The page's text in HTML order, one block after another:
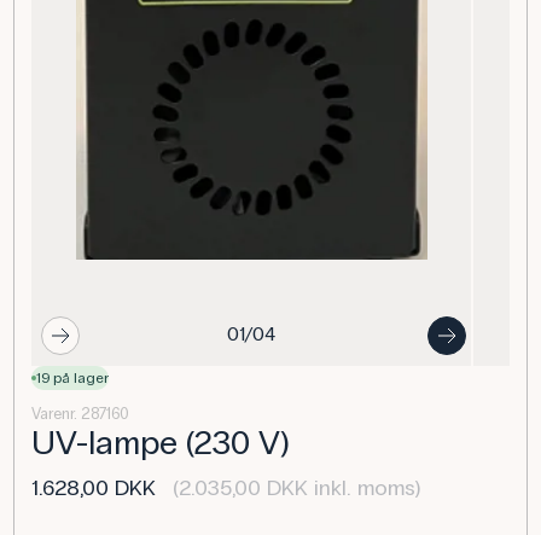
01/04
19 på lager
Varenr. 287160
UV-lampe (230 V)
1.628,00 DKK (2.035,00 DKK inkl. moms)